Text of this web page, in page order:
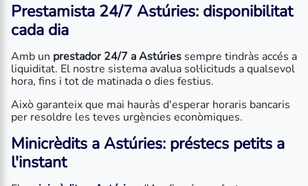
Prestamista 24/7 Astúries: disponibilitat
cada dia
Amb un prestador 24/7 a Astúries sempre tindràs accés a
liquiditat. El nostre sistema avalua sol·licituds a qualsevol
hora, fins i tot de matinada o dies festius.
Això garanteix que mai hauràs d'esperar horaris bancaris
per resoldre les teves urgències econòmiques.
Minicrèdits a Astúries: préstecs petits a
l'instant